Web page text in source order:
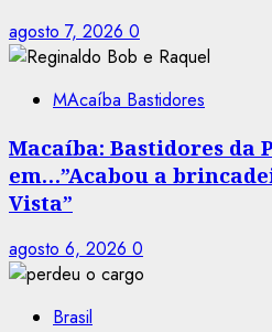
agosto 7, 2026 0
MAcaíba Bastidores
Macaíba: Bastidores da
em…”Acabou a
Vista”
agosto 6, 2026 0
Brasil